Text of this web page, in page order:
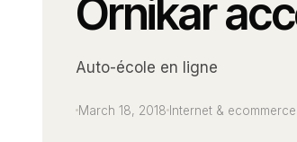
Ornikar
Auto-école en ligne
March 18, 2018 Internet & ecommerce